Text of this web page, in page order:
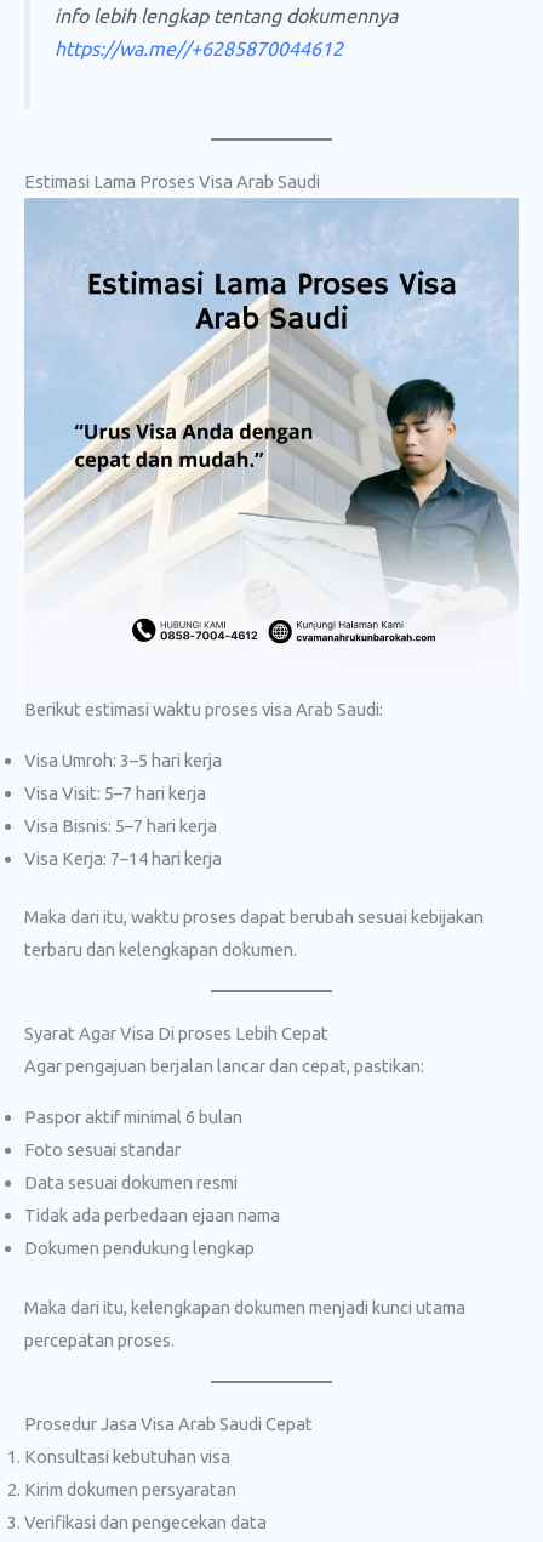
info lebih lengkap tentang dokumennya
https://wa.me//+6285870044612
Estimasi Lama Proses Visa Arab Saudi
Berikut estimasi waktu proses visa Arab Saudi:
Visa Umroh: 3–5 hari kerja
Visa Visit: 5–7 hari kerja
Visa Bisnis: 5–7 hari kerja
Visa Kerja: 7–14 hari kerja
Maka dari itu, waktu proses dapat berubah sesuai kebijakan
terbaru dan kelengkapan dokumen.
Syarat Agar Visa Di proses Lebih Cepat
Agar pengajuan berjalan lancar dan cepat, pastikan:
Paspor aktif minimal 6 bulan
Foto sesuai standar
Data sesuai dokumen resmi
Tidak ada perbedaan ejaan nama
Dokumen pendukung lengkap
Maka dari itu, kelengkapan dokumen menjadi kunci utama
percepatan proses.
Prosedur Jasa Visa Arab Saudi Cepat
Konsultasi kebutuhan visa
Kirim dokumen persyaratan
Verifikasi dan pengecekan data